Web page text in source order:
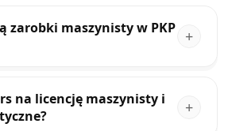
zarobki maszynisty w PKP
na licencję maszynisty i